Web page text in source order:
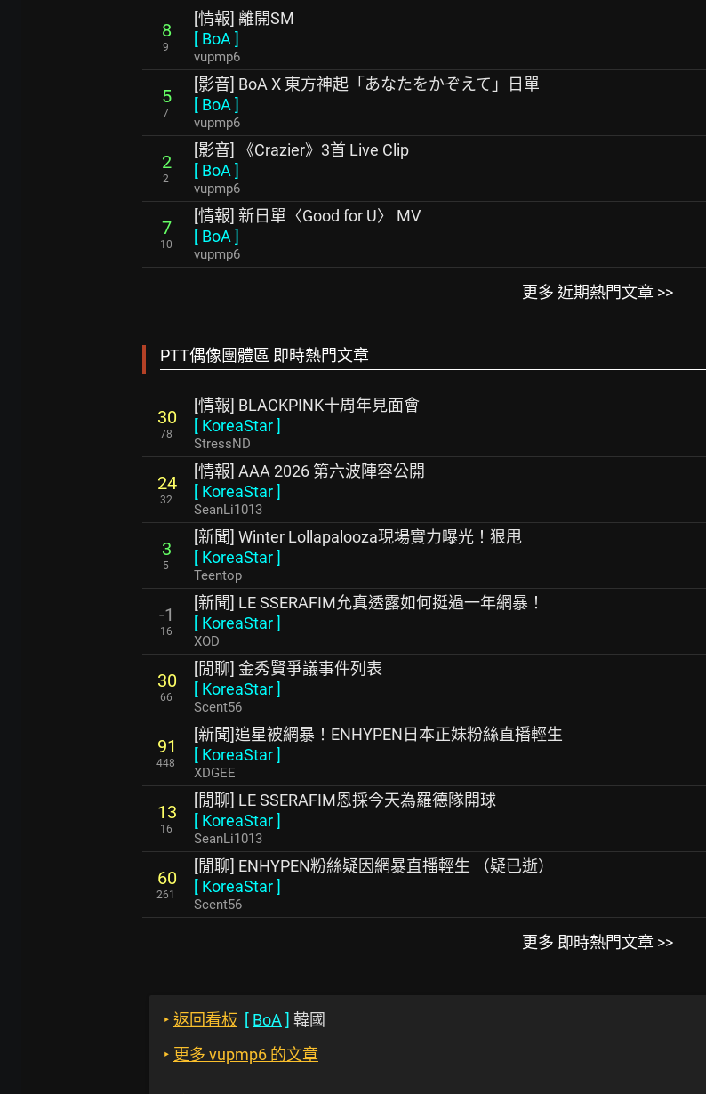
8
9
[情報] 離開SM
[ BoA ]
vupmp6
5
7
[影音] BoA X 東方神起「あなたをかぞえて」日單
[ BoA ]
vupmp6
2
2
[影音] 《Crazier》3首 Live Clip
[ BoA ]
vupmp6
7
10
[情報] 新日單〈Good for U〉 MV
[ BoA ]
vupmp6
更多 近期熱門文章 >>
PTT偶像團體區 即時熱門文章
30
78
[情報] BLACKPINK十周年見面會
[ KoreaStar]
StressND
24
32
[情報] AAA 2026 第六波陣容公開
[ KoreaStar]
SeanLi1013
3
5
[新聞] Winter Lollapalooza現場實力曝光！狠甩
[ KoreaStar]
Teentop
-1
16
[新聞] LE SSERAFIM允真透露如何挺過一年網暴！
[ KoreaStar]
XOD
30
66
[閒聊] 金秀賢爭議事件列表
[ KoreaStar]
Scent56
91
448
[新聞]追星被網暴！ENHYPEN日本正妹粉絲直播輕生
[ KoreaStar]
XDGEE
13
16
[閒聊] LE SSERAFIM恩採今天為羅德隊開球
[ KoreaStar]
SeanLi1013
60
261
[閒聊] ENHYPEN粉絲疑因網暴直播輕生 （疑已逝）
[ KoreaStar]
Scent56
更多 即時熱門文章 >>
‣ 返回看板 [ BoA ] 韓國
‣ 更多 vupmp6 的文章